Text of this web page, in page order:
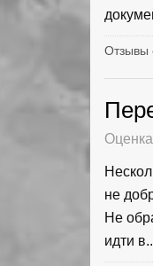
Отзывы
не
Не
идти